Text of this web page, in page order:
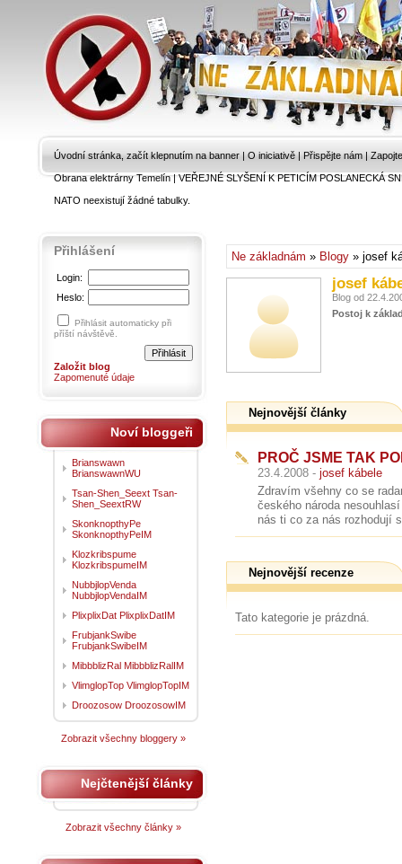
Úvodní stránka, začít klepnutím na banner | O iniciativě | Přispějte nám |
Obrana elektrárny Temelín|VEŘEJNÉ SLYŠENÍ K PETICÍM POSLANECKÁ
NATO neexistují žádné tabulky.
Ne základnám » Blogy » josef
josef
Blog od
Postoj k
Nejnovější články
PROČ JSME TAK
23.4.2008 - josef kábele
Zdravím všehny co se
českého národa
nás ti co za nás rozhodují
Nejnovější recenze
Tato kategorie je prázdná.
Přihlášení
Login:
Heslo:
Přihlásit automaticky při
příští návštěvě.
Založit blog
Zapomenuté údaje
Noví bloggeři
Brianswawn
BrianswawnWU
Tsan-Shen_Seext Tsan-
Shen_SeextRW
SkonknopthyPe
SkonknopthyPeIM
Klozkribspume
KlozkribspumeIM
NubbjlopVenda
NubbjlopVendaIM
PlixplixDat PlixplixDatIM
FrubjankSwibe
FrubjankSwibeIM
MibbblizRal MibbblizRalIM
VlimglopTop VlimglopTopIM
Droozosow DroozosowIM
Zobrazit všechny bloggery »
Nejčtenější články
Zobrazit všechny články »